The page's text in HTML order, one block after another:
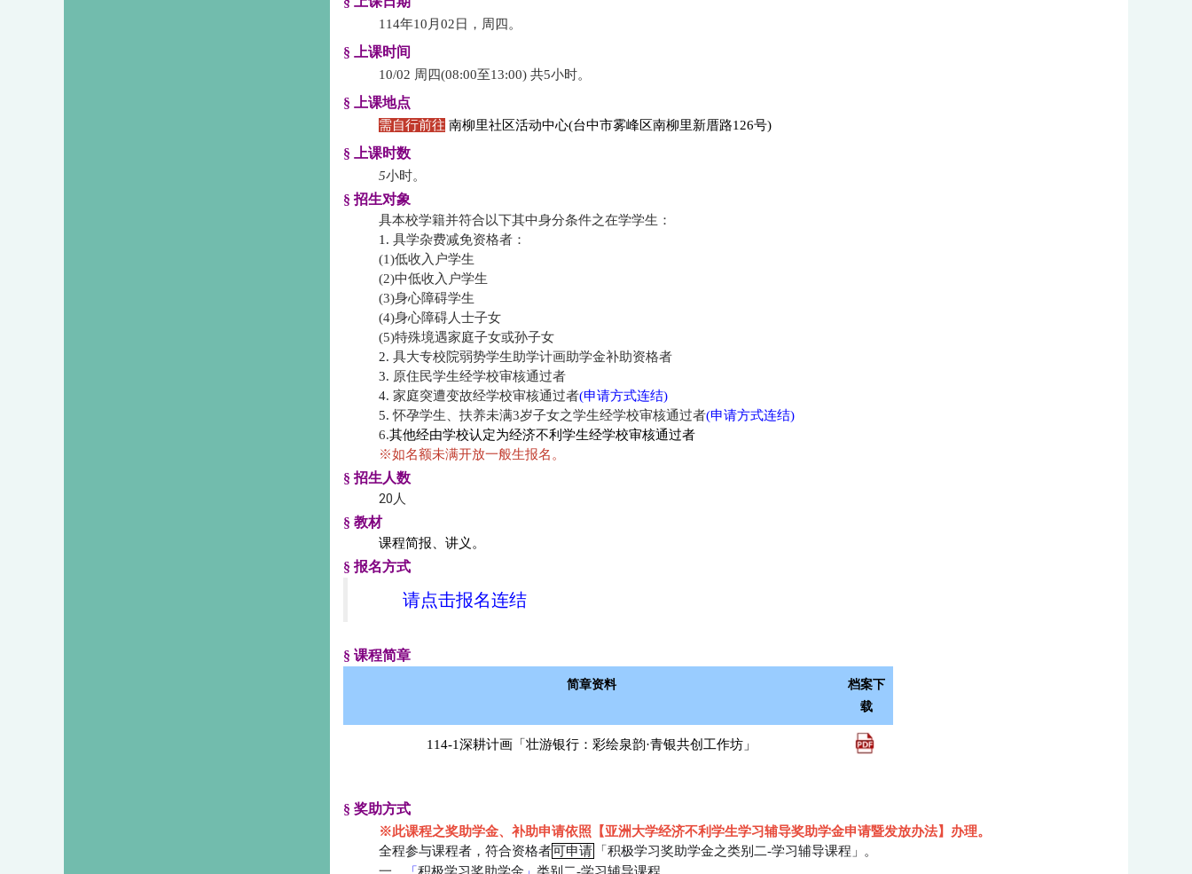
114年10月02日，周四。
§ 上课时间
10/02 周四(08:00至13:00) 共5小时。
§ 上课地点
需自行前往 南柳里社区活动中心(台中市雾峰区南柳里新厝路126号)
§ 上课时数
5小时。
§ 招生对象
具本校学籍并符合以下其中身分条件之在学学生：
1.具学杂费减免资格者：
​(1)低收入户学生
​(2)中低收入户学生
​(3)身心障碍学生
​(4)身心障碍人士子女
​(5)特殊境遇家庭子女或孙子女
2.具大专校院弱势学生助学计画助学金补助资格者
3. 原住民学生经学校审核通过者
4.家庭突遭变故经学校审核通过者(申请方式连结)
5.怀孕学生、扶养未满3岁子女之学生经学校审核通过者(申请方式连结)
6.其他经由学校认定为经济不利学生经学校审核通过者
※如名额未满开放一般生报名。
§ 招生人数
20人
§ 教材
课程简报、讲义。
§ 报名方式
请点击报名连结
§ 课程简章
简章资料
档案下
载
114-1深耕计画「壮游银行：彩绘泉韵·青银共创工作坊」
§ 奖助方式
※此课程之奖助学金、补助申请依照【亚洲大学经济不利学生学习辅导奖助学金申请暨发放办法】办理。
全程参与课程者，符合资格者可申请 「积极学习奖助学金之类别二-学习辅导课程 」。